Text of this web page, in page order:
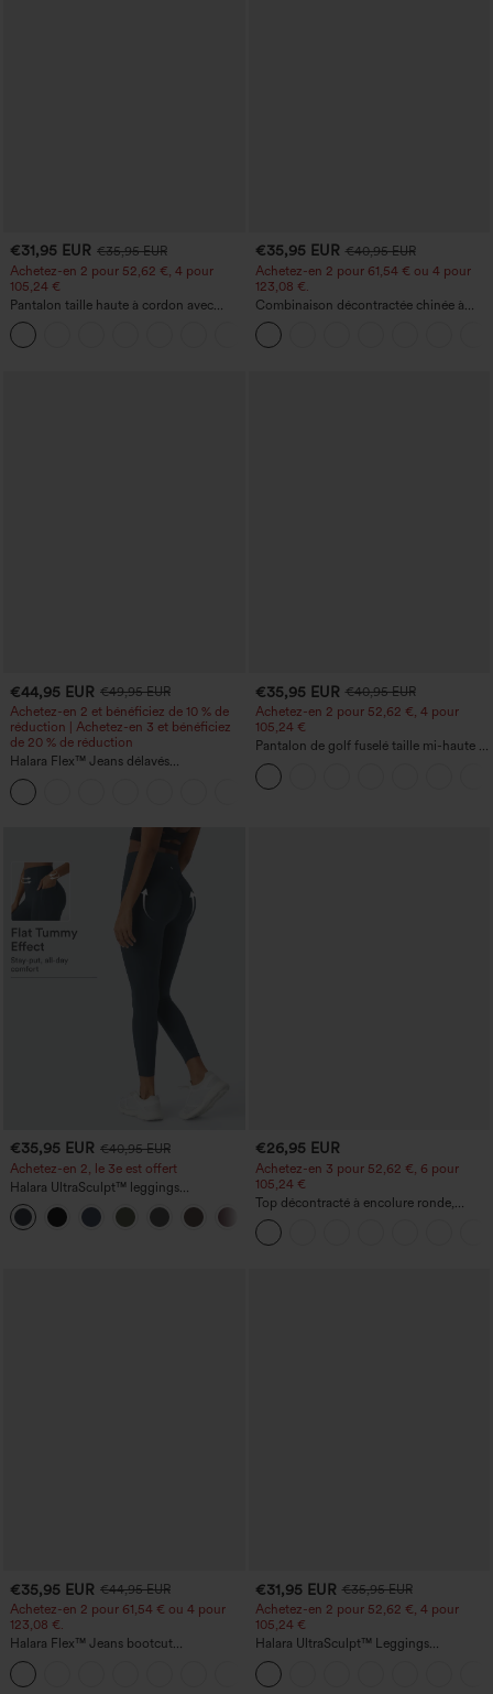
€31,95 EUR €35,95 EUR
Achetez-en 2 pour 52,62 €, 4 pour
105,24 €
Pantalon taille haute à cordon avec
poches, jambe large et coupe ample,
style décontracté, effet lin
€35,95 EUR €40,95 EUR
Achetez-en 2 pour 61,54 € ou 4 pour
123,08 €.
Combinaison décontractée chinée à
bretelles réglables, fronces et jambes
larges, avec poches — facile comme
tout
€44,95 EUR €49,95 EUR
Achetez-en 2 et bénéficiez de 10 % de
réduction | Achetez-en 3 et bénéficiez
de 20 % de réduction
Halara Flex™ Jeans délavés
décontractés, coupe baggy à jambe
large, taille basse asymétrique, poches
zippées
€35,95 EUR €40,95 EUR
Achetez-en 2 pour 52,62 €, 4 pour
105,24 €
Pantalon de golf fuselé taille mi-haute à
cordon, ourlet incurvé, séchage rapide,
avec poches — UPF40+
€35,95 EUR €40,95 EUR
Achetez-en 2, le 3e est offert
Halara UltraSculpt™ leggings
d'entraînement taille haute — fronces
liftantes pour le fessier, maintien gainant
du ventre et poche
€26,95 EUR
Achetez-en 3 pour 52,62 €, 6 pour
105,24 €
Top décontracté à encolure ronde,
manches chauve-souris et coupe ample
€35,95 EUR €44,95 EUR
Achetez-en 2 pour 61,54 € ou 4 pour
123,08 €.
Halara Flex™ Jeans bootcut
décontractés taille haute, effet délavé,
avec poches
€31,95 EUR €35,95 EUR
Achetez-en 2 pour 52,62 €, 4 pour
105,24 €
Halara UltraSculpt™ Leggings
d'entraînement sculptants taille haute,
effet ventre plat, avec poche